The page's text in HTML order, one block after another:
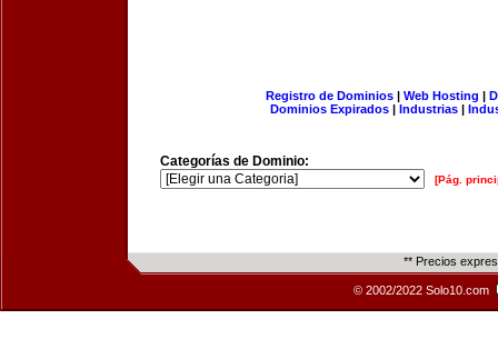
Registro de Dominios| Web Hosting |
Dominios Expirados | Industrias |
Categorías de Dominio:
[Pág.
** Precios
© 2002/2022 Solo10.com